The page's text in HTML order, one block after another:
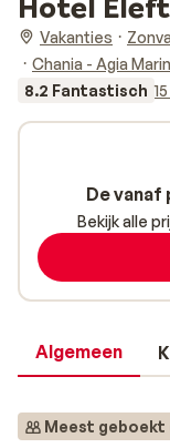
Vakanties
Chania - Agia
8.2 Fantastisch
Algemeen
Meest
De vanaf
Bekijk alle